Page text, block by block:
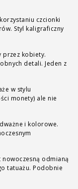
czcionki
Styl kaligraficzny
przez kobiety.
detali. Jeden z
w stylu
monety) ale nie
i kolorowe.
odmianą
tatuażu. Podobnie